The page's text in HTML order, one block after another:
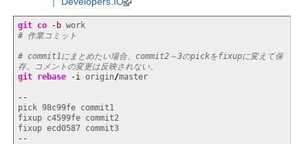
git co -b
work
# 作業コミット
# commit1にまとめたい場合、commit2～3のpickをfixupに変えて保
存。コメントの変更は反映されない。
git rebase
-i origin/master
--
pick 98c99fe commit1
fixup c4599fe commit2
fixup ecd0587 commit3
--